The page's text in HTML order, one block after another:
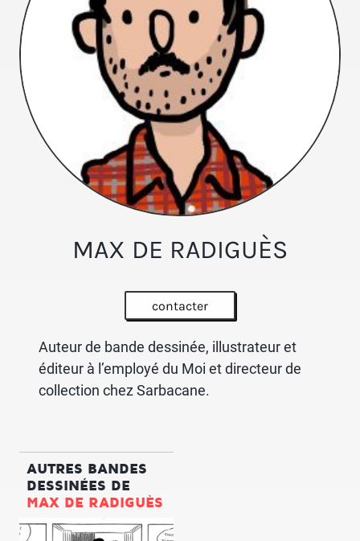
MAX DE RADIGUÈS
contacter
Auteur de bande dessinée, illustrateur et
éditeur à l’employé du Moi et directeur de
collection chez Sarbacane.
AUTRES BANDES
DESSINÉES DE
MAX DE RADIGUÈS